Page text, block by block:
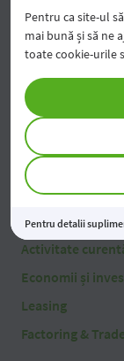
Persoane fizice
Credite
Carduri
Deservire curentă
Depozite și
Persoane
Credite
Activitate
Economii și
Leasing
Factoring &
Pentru ca site-ul
mai bună și să ne
toate cookie-urile
Pentru detalii